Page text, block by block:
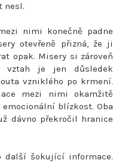
nesl.
nimi konečně padne
otevřeně přizná, že ji
opak. Misery si zároveň
vztah je jen důsledek
vzniklého po krmení.
mezi nimi okamžitě
blízkost. Oba
dávno překročil hranice
další šokující informace.